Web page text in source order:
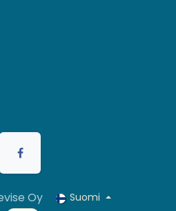
Oy
Suomi